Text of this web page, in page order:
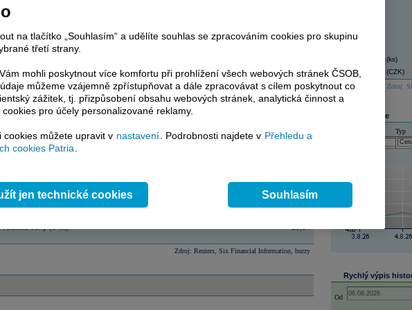
(%)
roku (YTD)
průměr (SMA) 60 dní
-
průměr (SMA) 200 dní
-
vs. 52týdenní maximum
-11,23
vs. 52týdenní minimum
objem (1 týden)
(4 týdny)
883 904,00
12 týdnů)
volatilita ceny (90 dnů)
33,82
volatilita ceny (180 dnů)
29,14
volatilita ceny (250 dnů)
24,95
Zdroj: Reuters, Six Financial Information, burzy
Denní maximum
Objem obchodů (ks)
Objem obchodů (CZK)
Zdroj:
Graf historie
Typ
Rychlý výpis
Od
na tlačítko „Souhlasím“ a udělíte souhlas se zpracováním cookies pro skupinu
třetí strany.
mohli poskytnout více komfortu při prohlížení všech webových stránek ČSOB,
můžeme vzájemně zpřístupňovat a dále zpracovávat s cílem poskytnout co
zážitek, tj. přizpůsobení obsahu webových stránek, analytická činnost a
pro účely personalizované reklamy.
cookies můžete upravit v nastavení . Podrobnosti najdete v Přehledu a
cookies Patria
jen technické cookies Souhlasím